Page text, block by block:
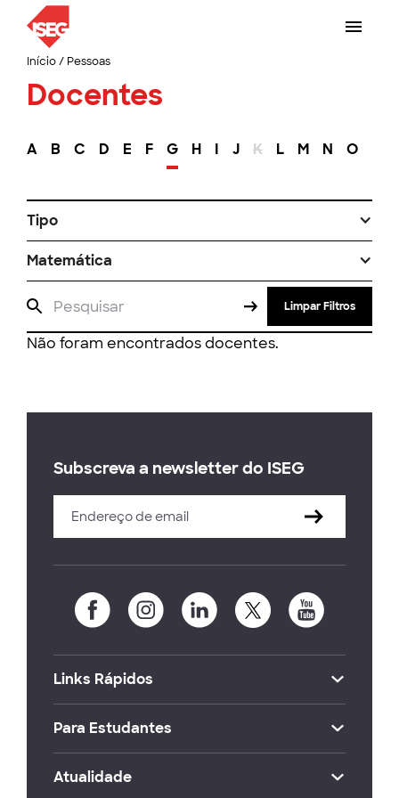
Início/ Pessoas
Docentes
A B C D E F G H I J K L M N O
Tipo
Matemática
Limpar Filtros
Não foram encontrados docentes.
Subscreva a newsletter do ISEG
Links Rápidos
Para Estudantes
Atualidade